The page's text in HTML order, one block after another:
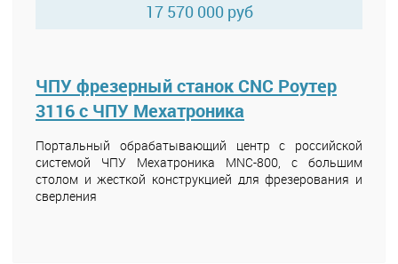
17 570 000 руб
ЧПУ фрезерный станок CNC Роутер
3116 с ЧПУ Мехатроника
Портальный обрабатывающий центр с российской
системой ЧПУ Мехатроника MNC-800, с большим
столом и жесткой конструкцией для фрезерования и
сверления